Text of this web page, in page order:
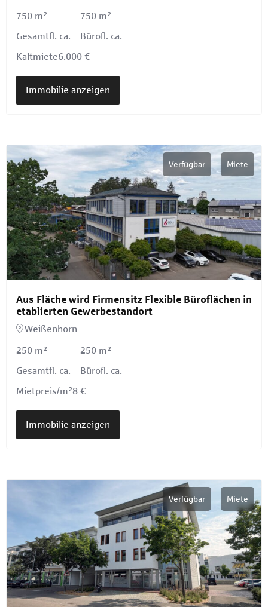
750 m²
Gesamtfl. ca.
750 m²
Bürofl. ca.
Kaltmiete6.000 €
Immobilie anzeigen
Verfügbar Miete
Aus Fläche wird Firmensitz Flexible Büroflächen in
etablierten Gewerbestandort
Weißenhorn
250 m²
Gesamtfl. ca.
250 m²
Bürofl. ca.
Mietpreis/m²8 €
Immobilie anzeigen
Verfügbar Miete